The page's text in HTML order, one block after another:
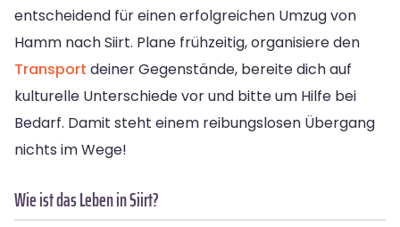
entscheidend für einen erfolgreichen Umzug von
Hamm nach Siirt. Plane frühzeitig, organisiere den
Transport deiner Gegenstände, bereite dich auf
kulturelle Unterschiede vor und bitte um Hilfe bei
Bedarf. Damit steht einem reibungslosen Übergang
nichts im Wege!
Wie ist das Leben in Siirt?